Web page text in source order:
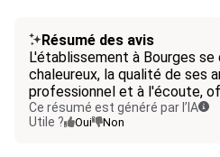
Résumé des avis
L'établissement à Bourges
chaleureux, la qualité de ses
professionnel et à l'écoute,
Ce résumé est généré par l’IA
Utile ?
Oui Non